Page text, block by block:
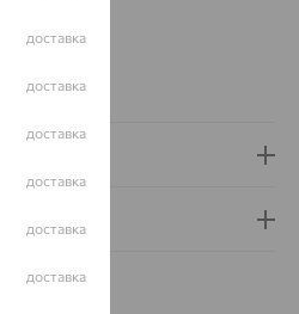
доставка
доставка
доставка
доставка
доставка
доставка